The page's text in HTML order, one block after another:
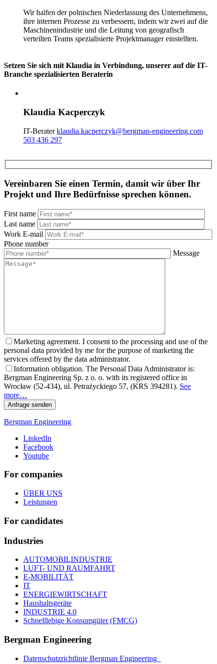
Wir halfen der polnischen Niederlassung des Unternehmens,
ihre internen Prozesse zu verbessern, indem wir zwei auf die
Maschinenindustrie und die Leitung von geografisch
verteilten Teams spezialisierte Projektmanager einstellten.
Setzen Sie sich mit Klaudia in Verbindung, unserer auf die IT-
Branche spezialisierten Beraterin
Klaudia Kacperczyk
IT-Berater klaudia.kacperczyk@bergman-engineering.com
503 436 297
Vereinbaren Sie einen Termin, damit wir über Ihr
Projekt und Ihre Bedürfnisse sprechen können.
First name
Last name
Work E-mail
Phone number
Message
Marketing agreement. I consent to the processing and use of the
personal data provided by me for the purpose of marketing the
services offered by the data administrator.
Information obligation. The Personal Data Administrator is:
Bergman Engineering Sp. z o. o. with its registered office in
Wrocław (52-434), ul. Petrażyckiego 57, (KRS 394281). See
more…
Bergman Engineering
LinkedIn
Facebook
Youtube
For companies
ÜBER UNS
Leistungen
For candidates
Industries
AUTOMOBILINDUSTRIE
LUFT- UND RAUMFAHRT
E-MOBILITÄT
IT
ENERGIEWIRTSCHAFT
Haushaltsgeräte
INDUSTRIE 4.0
Schnelllebige Konsumgüter (FMCG)
Bergman Engineering
Datenschutzrichtlinie Bergman Engineering